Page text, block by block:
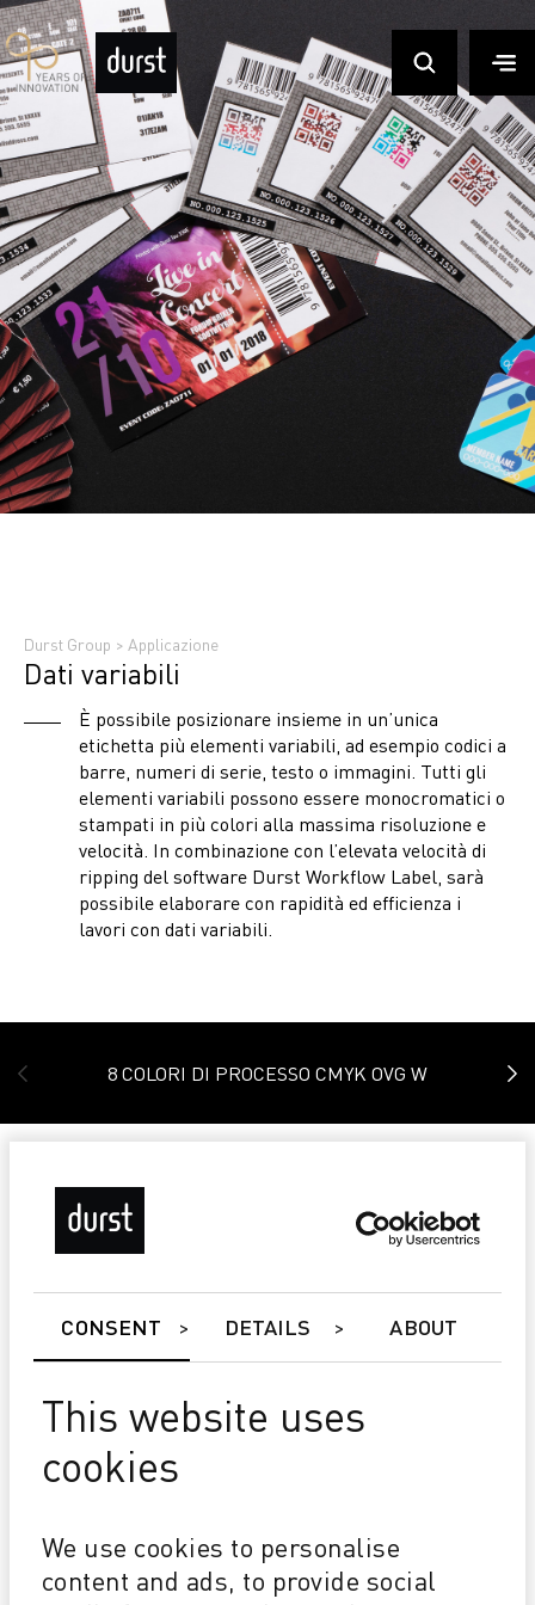
CONSENT DETAILS ABOUT
This website uses
cookies
We use cookies to personalise
content and ads, to provide social
Durst Group > Applicazione
Dati variabili
È possibile posizionare insieme in un’unica
etichetta più elementi variabili, ad esempio codici a
barre, numeri di serie, testo o immagini. Tutti gli
elementi variabili possono essere monocromatici o
stampati in più colori alla massima risoluzione e
velocità. In combinazione con l’elevata velocità di
ripping del software Durst Workflow Label, sarà
possibile elaborare con rapidità ed efficienza i
lavori con dati variabili.
8 COLORI DI PROCESSO CMYK OVG W
colori di processo aggiornabili
TCO VANTAGGIOSO Investimento conveniente Basso